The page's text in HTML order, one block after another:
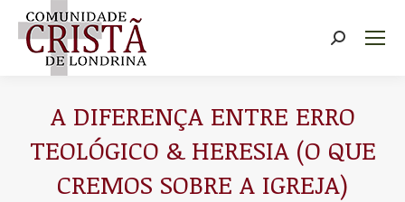
Buscar
A DIFERENÇA ENTRE ERRO
TEOLÓGICO & HERESIA (O QUE
CREMOS SOBRE A IGREJA)